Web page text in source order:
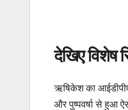
देखिए विशेष
ऋषिकेश का
और पुष्पवर्षा से हुआ